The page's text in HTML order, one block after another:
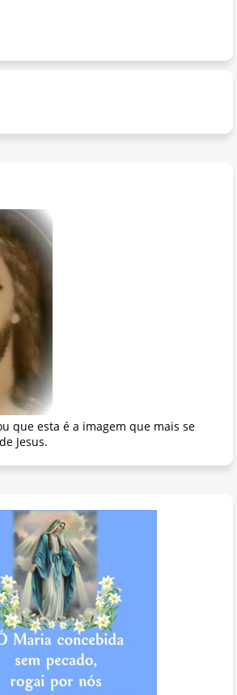
que esta é a imagem que mais se
Jesus.